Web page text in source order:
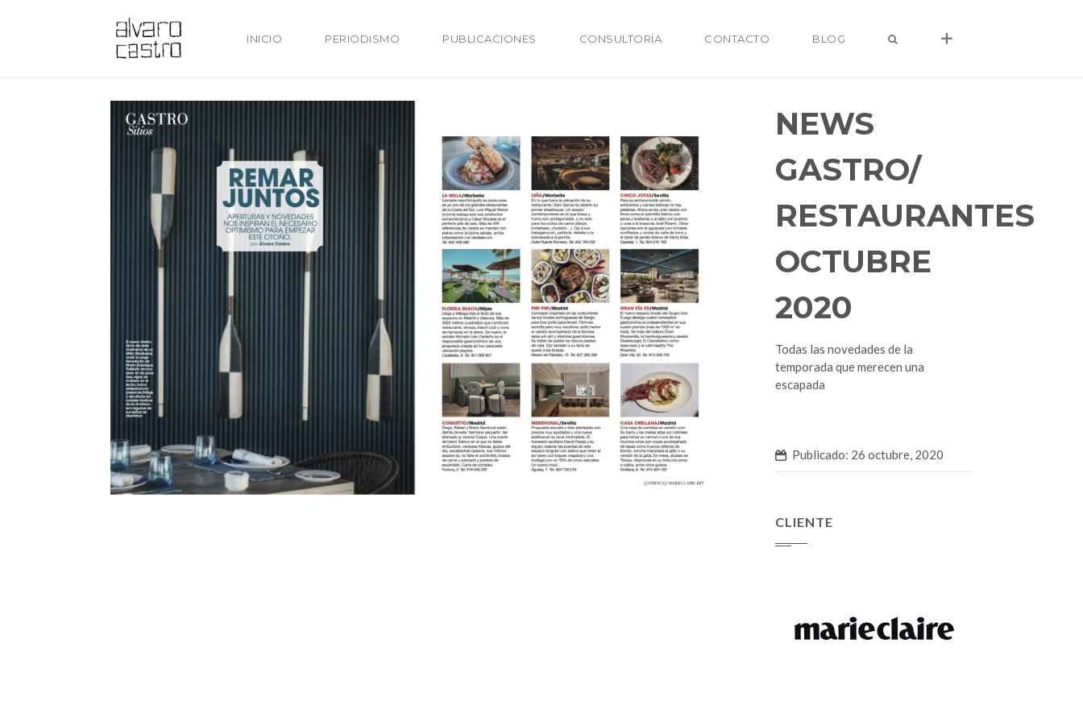
INICIO PERIODISMO PUBLICACIONES CONSULTORÍA CONTACTO BLOG
NEWS
GASTRO/
RESTAURANTES
OCTUBRE
2020
Todas las novedades de la
temporada que merecen una
escapada
Publicado: 26 octubre, 2020
CLIENTE